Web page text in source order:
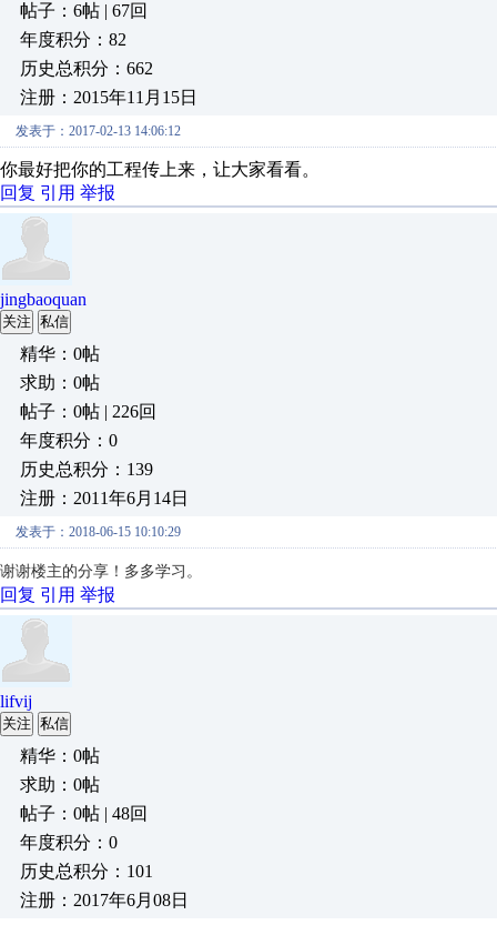
帖子：6帖 | 67回
年度积分：82
历史总积分：662
注册：2015年11月15日
发表于：2017-02-13 14:06:12
你最好把你的工程传上来，让大家看看。
回复 引用 举报
jingbaoquan
关注 私信
精华：0帖
求助：0帖
帖子：0帖 | 226回
年度积分：0
历史总积分：139
注册：2011年6月14日
发表于：2018-06-15 10:10:29
谢谢楼主的分享！多多学习。
回复 引用 举报
lifvij
关注 私信
精华：0帖
求助：0帖
帖子：0帖 | 48回
年度积分：0
历史总积分：101
注册：2017年6月08日